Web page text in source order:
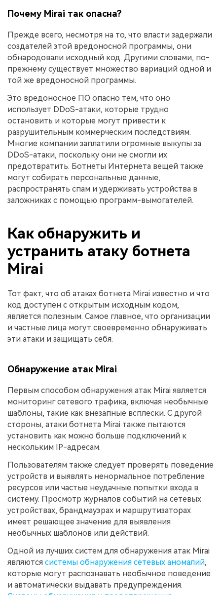
Почему Mirai так опасна?
Прежде всего, несмотря на то, что власти задержали
создателей этой вредоносной программы, они
обнародовали исходный код. Другими словами, по-
прежнему существует множество вариаций одной и
той же вредоносной программы.
Это вредоносное ПО опасно тем, что оно
использует DDoS-атаки, которые трудно
остановить и которые могут привести к
разрушительным коммерческим последствиям.
Многие компании заплатили огромные выкупы за
DDoS-атаки, поскольку они не смогли их
предотвратить. Ботнеты Интернета вещей также
могут собирать персональные данные,
распространять спам и удерживать устройства в
заложниках с помощью программ-вымогателей.
Как обнаружить и
устранить атаку ботнета
Mirai
Тот факт, что об атаках ботнета Mirai известно и что
код доступен с открытым исходным кодом,
является полезным. Самое главное, что организации
и частные лица могут своевременно обнаруживать
эти атаки и защищать себя.
Обнаружение атак Mirai
Первым способом обнаружения атак Mirai является
мониторинг сетевого трафика, включая необычные
шаблоны, такие как внезапные всплески. С другой
стороны, атаки ботнета Mirai также пытаются
установить как можно больше подключений к
нескольким IP-адресам.
Пользователям также следует проверять поведение
устройств и выявлять ненормальное потребление
ресурсов или частые неудачные попытки входа в
систему. Просмотр журналов событий на сетевых
устройствах, брандмауэрах и маршрутизаторах
имеет решающее значение для выявления
необычных шаблонов или действий.
Одной из лучших систем для обнаружения атак Mirai
являются системы обнаружения сетевых аномалий,
которые могут распознавать необычное поведение
и автоматически выдавать предупреждения.